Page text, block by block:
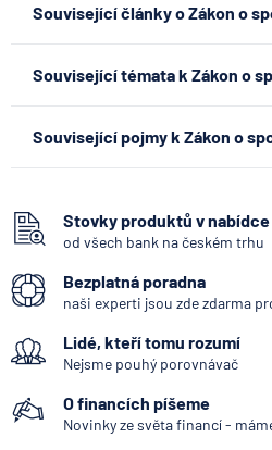
Související články o Zákon o
Související témata k Zákon o
zákon o spotřebitelském úvěru
Související pojmy k Zákon o
Dočasně nezajištěný úvěr
Floatová úroková sazba
Výměra nemovitosti
Znalecký posudek
Finanční arbitr
Dlužník
Stovky produktů v nabídce
od všech bank na českém trhu
Bezplatná poradna
naši experti jsou zde zdarma
Lidé, kteří tomu rozumí
Nejsme pouhý porovnávač
O financích píšeme
Novinky ze světa financí -